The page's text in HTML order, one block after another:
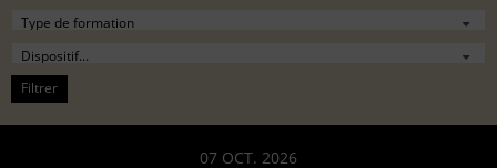
Filtrer
07 OCT. 2026